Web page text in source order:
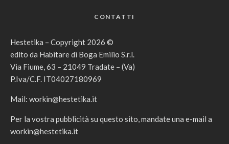
CONTATTI
Hestetika – Copyright 2026 ©
edito da Habitare di Boga Emilio S.r.l.
Via Fiume, 63 – 21049 Tradate – (Va)
P.Iva/C.F. IT04027180969
Mail: workin@hestetika.it
Per la vostra pubblicità su questo sito, mandate una e-mail a
workin@hestetika.it